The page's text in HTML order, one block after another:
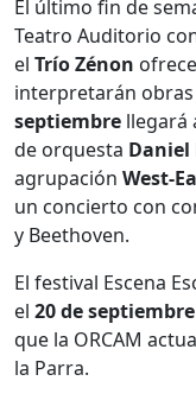
El último fin de
Teatro Auditorio
el Trío Zénon
interpretarán obras
septiembre llegará
de orquesta Daniel
agrupación West-
un concierto con
y Beethoven.
El festival Escena
el 20 de septiembre
que la ORCAM
la Parra.